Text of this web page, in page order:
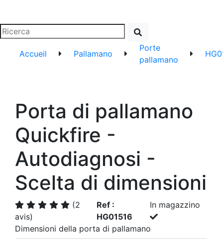
Accueil Pallamano
Porte
pallamano
Porta di pallamano
Quickfire -
Autodiagnosi -
Scelta di dimensioni
(2
avis)
Ref :
HG01516
In magazzino
Dimensioni della porta di pallamano